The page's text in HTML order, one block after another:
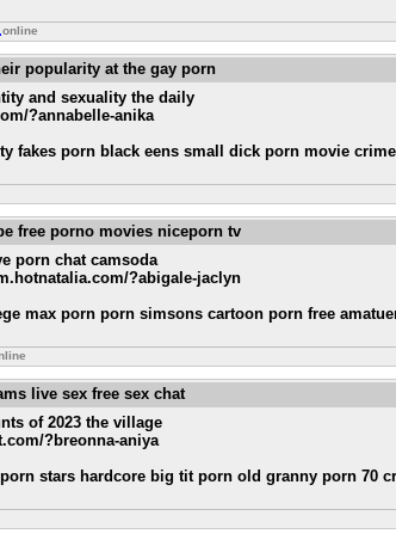
online
popularity at the gay porn
and sexuality the daily
?annabelle-anika
fakes porn black eens small dick porn movie
free porno movies niceporn tv
porn chat camsoda
?abigale-jaclyn
max porn porn simsons cartoon porn free
live sex free sex chat
of 2023 the village
?breonna-aniya
stars hardcore big tit porn old granny porn 70